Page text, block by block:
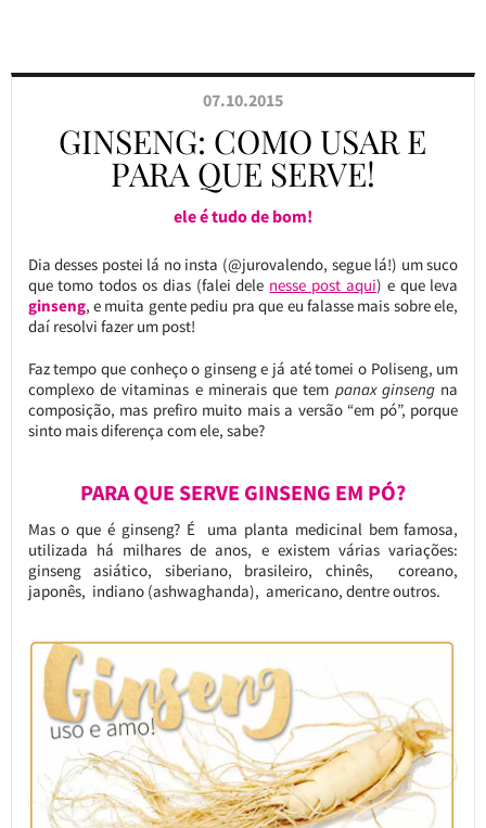
07.10.2015
GINSENG: COMO USAR E
PARA QUE SERVE!
ele é tudo de bom!
Dia desses postei lá no insta (@jurovalendo, segue lá!) um suco
que tomo todos os dias (falei dele nesse post aqui) e que leva
ginseng, e muita gente pediu pra que eu falasse mais sobre ele,
daí resolvi fazer um post!
Faz tempo que conheço o ginseng e já até tomei o Poliseng, um
complexo de vitaminas e minerais que tem panax ginseng na
composição, mas prefiro muito mais a versão “em pó”, porque
sinto mais diferença com ele, sabe?
PARA QUE SERVE GINSENG EM PÓ?
Mas o que é ginseng? É uma planta medicinal bem famosa,
utilizada há milhares de anos, e existem várias variações:
ginseng asiático, siberiano, brasileiro, chinês, coreano,
japonês, indiano (ashwaghanda), americano, dentre outros.